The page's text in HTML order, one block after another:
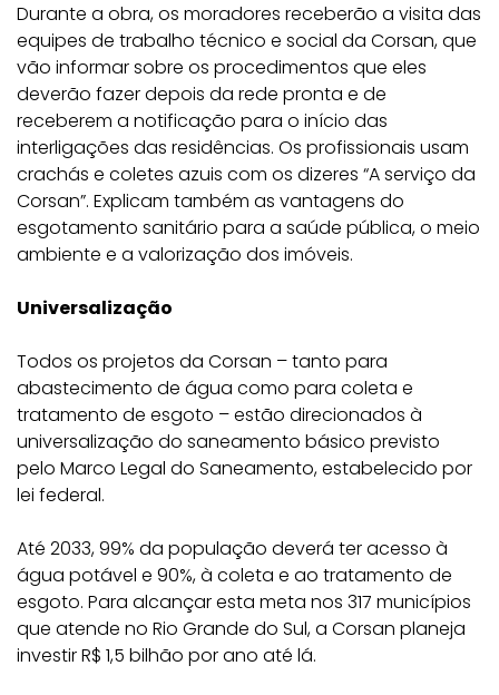
Durante a obra, os moradores receberão a visita das
equipes de trabalho técnico e social da Corsan, que
vão informar sobre os procedimentos que eles
deverão fazer depois da rede pronta e de
receberem a notificação para o início das
interligações das residências. Os profissionais usam
crachás e coletes azuis com os dizeres “A serviço da
Corsan”. Explicam também as vantagens do
esgotamento sanitário para a saúde pública, o meio
ambiente e a valorização dos imóveis.
Universalização
Todos os projetos da Corsan – tanto para
abastecimento de água como para coleta e
tratamento de esgoto – estão direcionados à
universalização do saneamento básico previsto
pelo Marco Legal do Saneamento, estabelecido por
lei federal.
Até 2033, 99% da população deverá ter acesso à
água potável e 90%, à coleta e ao tratamento de
esgoto. Para alcançar esta meta nos 317 municípios
que atende no Rio Grande do Sul, a Corsan planeja
investir R$ 1,5 bilhão por ano até lá.